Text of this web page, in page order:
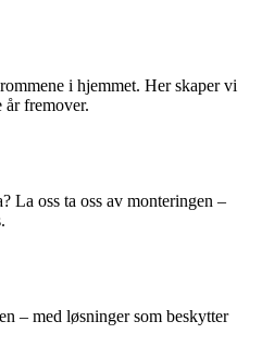
i hjemmet. Her skaper vi
år fremover.
La oss ta oss av monteringen –
– med løsninger som beskytter